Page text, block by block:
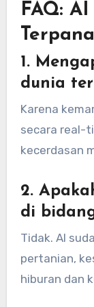
FAQ:
Terpana
1.
dunia
Karena
secara real-
kecerdasan
2.
di
Tidak. AI
pertanian,
hiburan dan